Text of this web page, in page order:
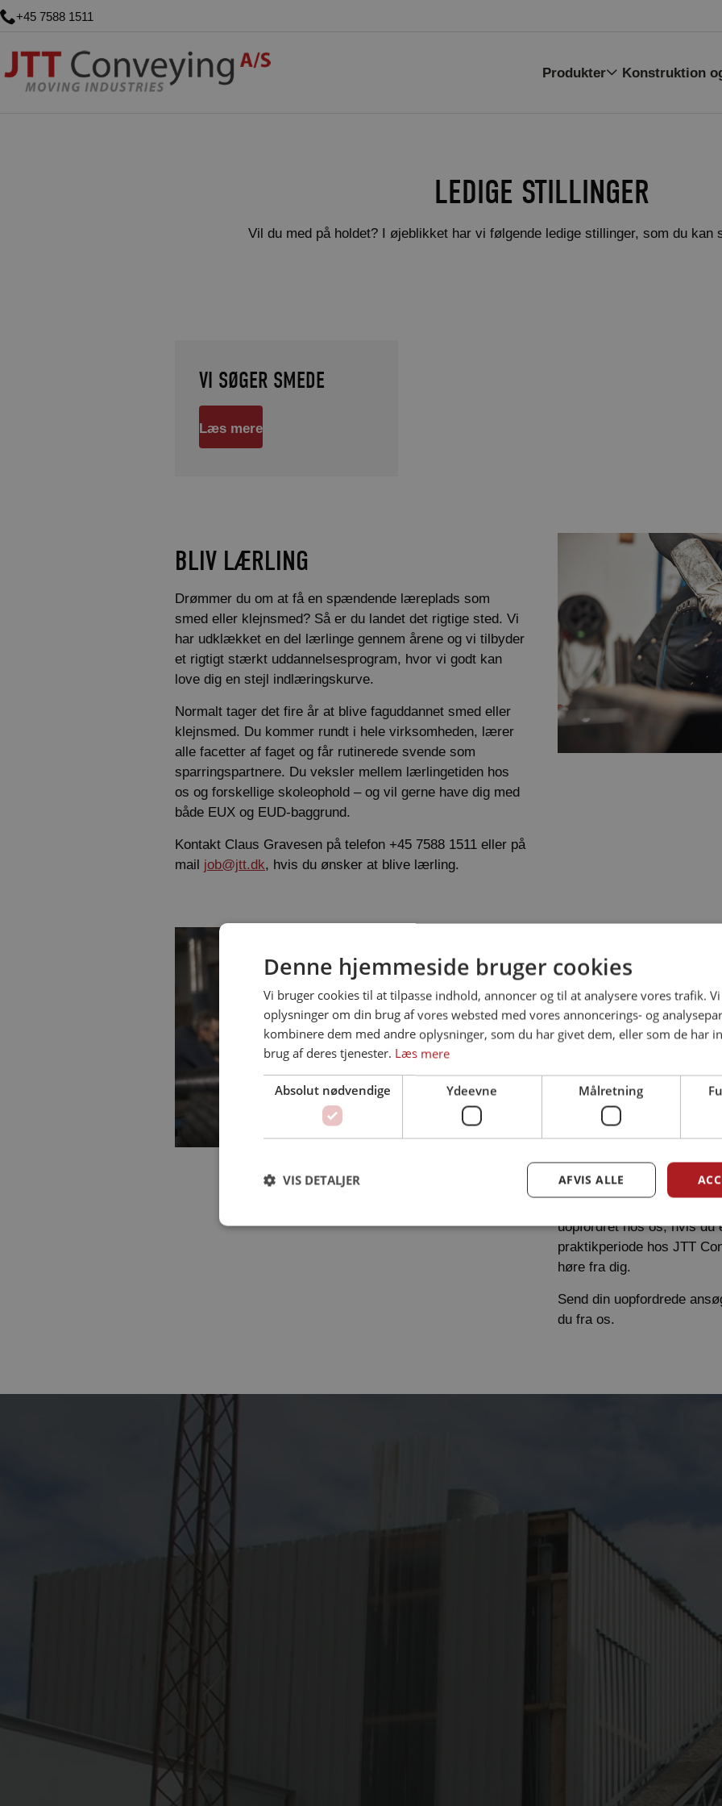
+45 7588 1511
Produkter Konstruktion
LEDIGE STILLINGER
Vil du med på holdet? I øjeblikket har vi følgende ledige stillinger, som du kan
VI SØGER SMEDE
Læs mere
BLIV LÆRLING
Drømmer du om at få en spændende læreplads som
smed eller klejnsmed? Så er du landet det rigtige sted. Vi
har udklækket en del lærlinge gennem årene og vi tilbyder
et rigtigt stærkt uddannelsesprogram, hvor vi godt kan
love dig en stejl indlæringskurve.
Normalt tager det fire år at blive faguddannet smed eller
klejnsmed. Du kommer rundt i hele virksomheden, lærer
alle facetter af faget og får rutinerede svende som
sparringspartnere. Du veksler mellem lærlingetiden hos
os og forskellige skoleophold – og vil gerne have dig med
både EUX og EUD-baggrund.
Kontakt Claus Gravesen på telefon +45 7588 1511 eller på
mail job@jtt.dk, hvis du ønsker at blive lærling.
SØG UOPFORDRET
Vi er altid på udkig efter
ønske om at arbejde hos
stilling her på websitet,
uopfordret ansøgning og
vide mere om, hvilken
dine kvalifikationer,
hvorfor du søger hos
Som en moderne
brug for smede,
ansat konstruktører,
uopfordret hos os, hvis du
praktikperiode hos JTT
høre fra dig.
Send din uopfordrede
du fra os.
Denne hjemmeside bruger cookies
Vi bruger cookies til at tilpasse indhold, annoncer og til at analysere vores trafik.
oplysninger om din brug af vores websted med vores annoncerings- og
kombinere dem med andre oplysninger, som du har givet dem, eller som de har
brug af deres tjenester. Læs mere
Absolut nødvendige Ydeevne Målretning
AFVIS ALLE
VIS DETALJER